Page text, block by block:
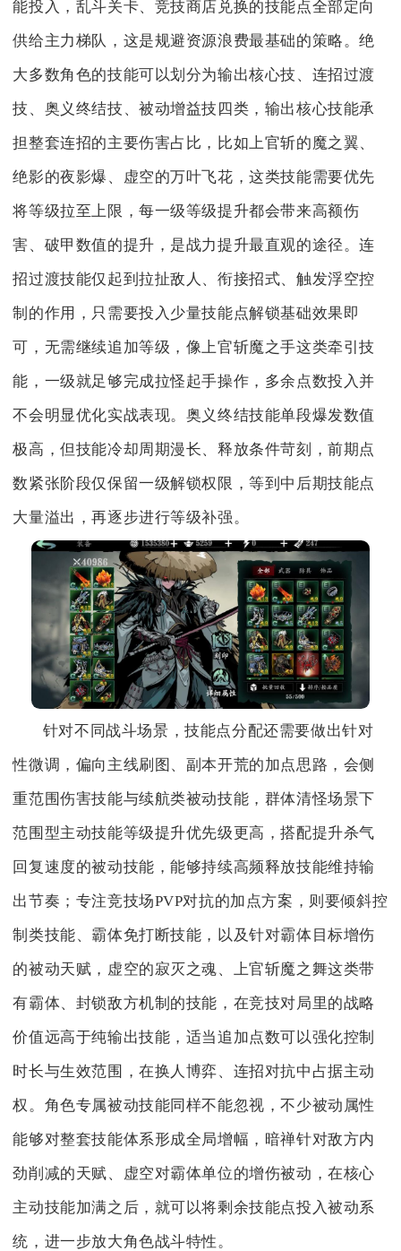
能投入，乱斗关卡、竞技商店兑换的技能点全部定向
供给主力梯队，这是规避资源浪费最基础的策略。绝
大多数角色的技能可以划分为输出核心技、连招过渡
技、奥义终结技、被动增益技四类，输出核心技能承
担整套连招的主要伤害占比，比如上官斩的魔之翼、
绝影的夜影爆、虚空的万叶飞花，这类技能需要优先
将等级拉至上限，每一级等级提升都会带来高额伤
害、破甲数值的提升，是战力提升最直观的途径。连
招过渡技能仅起到拉扯敌人、衔接招式、触发浮空控
制的作用，只需要投入少量技能点解锁基础效果即
可，无需继续追加等级，像上官斩魔之手这类牵引技
能，一级就足够完成拉怪起手操作，多余点数投入并
不会明显优化实战表现。奥义终结技能单段爆发数值
极高，但技能冷却周期漫长、释放条件苛刻，前期点
数紧张阶段仅保留一级解锁权限，等到中后期技能点
大量溢出，再逐步进行等级补强。
针对不同战斗场景，技能点分配还需要做出针对
性微调，偏向主线刷图、副本开荒的加点思路，会侧
重范围伤害技能与续航类被动技能，群体清怪场景下
范围型主动技能等级提升优先级更高，搭配提升杀气
回复速度的被动技能，能够持续高频释放技能维持输
出节奏；专注竞技场PVP对抗的加点方案，则要倾斜控
制类技能、霸体免打断技能，以及针对霸体目标增伤
的被动天赋，虚空的寂灭之魂、上官斩魔之舞这类带
有霸体、封锁敌方机制的技能，在竞技对局里的战略
价值远高于纯输出技能，适当追加点数可以强化控制
时长与生效范围，在换人博弈、连招对抗中占据主动
权。角色专属被动技能同样不能忽视，不少被动属性
能够对整套技能体系形成全局增幅，暗禅针对敌方内
劲削减的天赋、虚空对霸体单位的增伤被动，在核心
主动技能加满之后，就可以将剩余技能点投入被动系
统，进一步放大角色战斗特性。